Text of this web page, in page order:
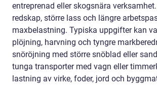
entreprenad eller skogsnära
redskap, större lass och längre
maxbelastning. Typiska uppgifter kan
plöjning, harvning och tyngre
snöröjning med större snöblad eller
tunga transporter med vagn eller
lastning av virke, foder, jord och